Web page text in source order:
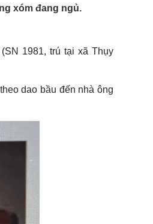
Doanh nghiệp 24h
xóm đang ngủ.
1981, trú tại xã Thụy
dao bầu đến nhà ông